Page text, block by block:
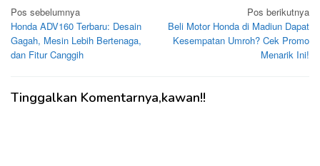
Navigasi
pos
Pos sebelumnya
Honda ADV160 Terbaru: Desain
Gagah, Mesin Lebih Bertenaga,
dan Fitur Canggih
Pos berikutnya
Beli Motor Honda di Madiun Dapat
Kesempatan Umroh? Cek Promo
Menarik Ini!
Tinggalkan Komentarnya,kawan!!